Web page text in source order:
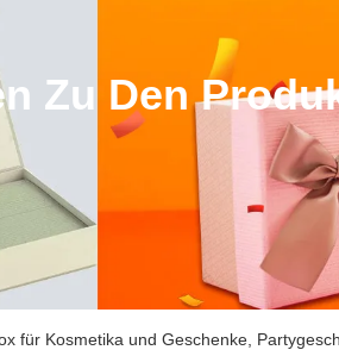
Zu Den
für Kosmetika und Geschenke,